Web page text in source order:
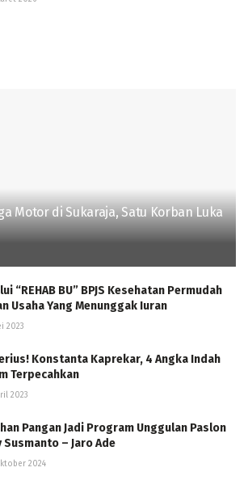
Motor di Sukaraja, Satu Korban Luka
“REHAB BU” BPJS Kesehatan Permudah
Usaha Yang Menunggak Iuran
2023
Konstanta Kaprekar, 4 Angka Indah
Terpecahkan
2023
Pangan Jadi Program Unggulan Paslon
Susmanto – Jaro Ade
2024